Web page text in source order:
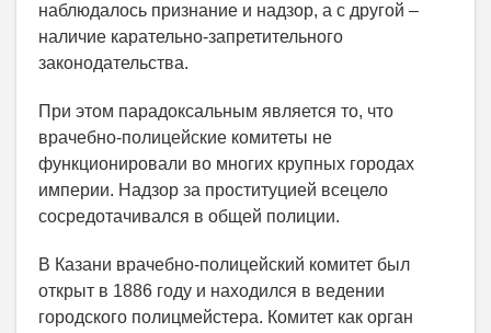
наблюдалось признание и надзор, а с другой –
наличие карательно-запретительного
законодательства.
При этом парадоксальным является то, что
врачебно-полицейские комитеты не
функционировали во многих крупных городах
империи. Надзор за проституцией всецело
сосредотачивался в общей полиции.
В Казани врачебно-полицейский комитет был
открыт в 1886 году и находился в ведении
городского полицмейстера. Комитет как орган